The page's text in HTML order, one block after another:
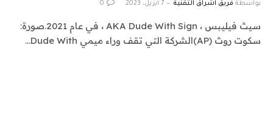
بواسطة فريق اشراق التقنية 7 أبريل، 2023 0
سيث فيليبس ، AKA Dude With Sign ، في عام 2021.صورة:
سكوت روث (AP)الشركة التي تقف وراء ميمي Dude With…